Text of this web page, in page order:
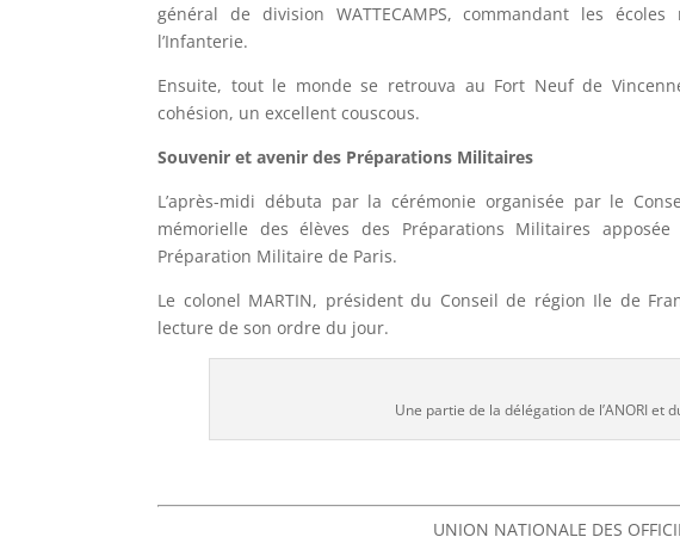
général de division WATTECAMPS, commandant les
l’Infanterie.
Ensuite, tout le monde se retrouva au Fort Neuf de
cohésion, un excellent couscous.
Souvenir et avenir des Préparations Militaires
L’après-midi débuta par la cérémonie organisée par le
mémorielle des élèves des Préparations Militaires
Préparation Militaire de Paris.
Le colonel MARTIN, président du Conseil de région Ile de
lecture de son ordre du jour.
Une partie de la délégation de l’ANORI et
UNION NATIONALE DES